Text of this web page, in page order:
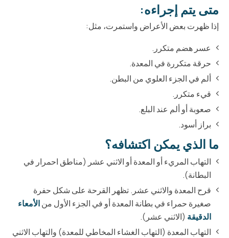
متى يتم إجراءه:
إذا ظهرت بعض الأعراض واستمرت، مثل:
عسر هضم متكرر.
حرقة متكررة في المعدة.
ألم في الجزء العلوي من البطن.
قيء متكرر.
صعوبة أو ألم عند البلع.
براز أسود.
ما الذي يمكن اكتشافه؟
التهاب المريء أو المعدة أو الاثني عشر (مناطق احمرار في
البطانة).
قرح المعدة والاثني عشر. تظهر القرحة على شكل حفرة
صغيرة حمراء في بطانة المعدة أو في الجزء الأول منالأمعاء
الدقيقة (الاثني عشر).
التهاب المعدة (التهاب الغشاء المخاطي للمعدة) والتهاب الاثني